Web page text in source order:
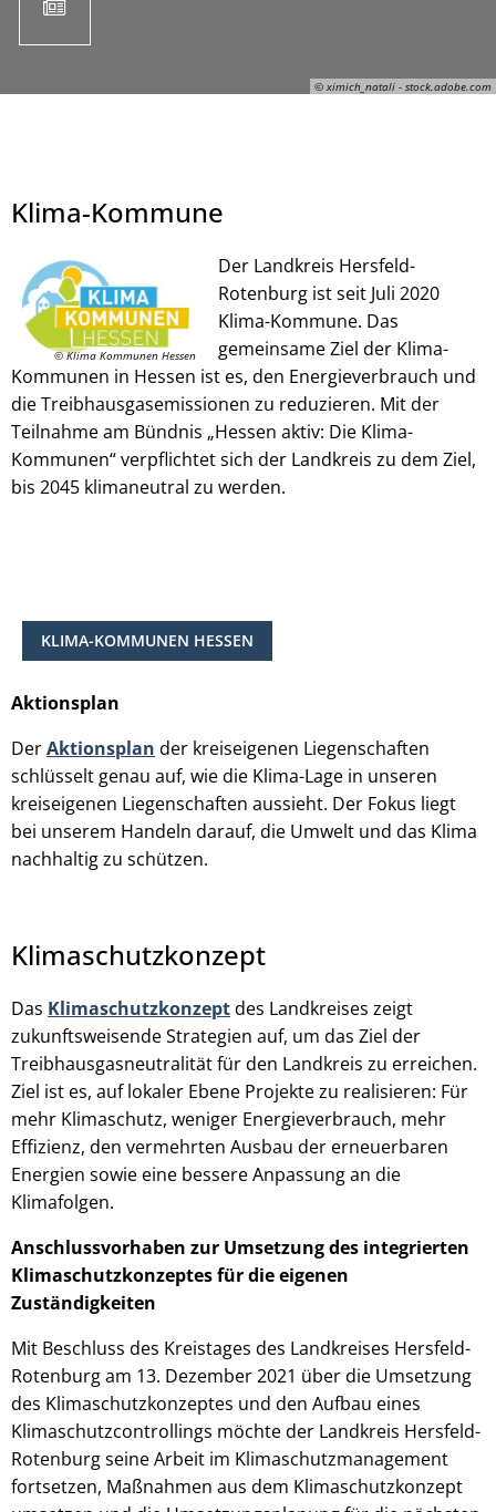
© ximich_natali - stock.adobe.com
Klima-Kommune
© Klima Kommunen Hessen
Der Landkreis Hersfeld-
Rotenburg ist seit Juli 2020
Klima-Kommune. Das
gemeinsame Ziel der Klima-
Kommunen in Hessen ist es, den Energieverbrauch und
die Treibhausgasemissionen zu reduzieren. Mit der
Teilnahme am Bündnis „Hessen aktiv: Die Klima-
Kommunen“ verpflichtet sich der Landkreis zu dem Ziel,
bis 2045 klimaneutral zu werden.
KLIMA-KOMMUNEN HESSEN
Aktionsplan
DerAktionsplan der kreiseigenen Liegenschaften
schlüsselt genau auf, wie die Klima-Lage in unseren
kreiseigenen Liegenschaften aussieht. Der Fokus liegt
bei unserem Handeln darauf, die Umwelt und das Klima
nachhaltig zu schützen.
Klimaschutzkonzept
Das Klimaschutzkonzeptdes Landkreises zeigt
zukunftsweisende Strategien auf, um das Ziel der
Treibhausgasneutralität für den Landkreis zu erreichen.
Ziel ist es, auf lokaler Ebene Projekte zu realisieren: Für
mehr Klimaschutz, weniger Energieverbrauch, mehr
Effizienz, den vermehrten Ausbau der erneuerbaren
Energien sowie eine bessere Anpassung an die
Klimafolgen.
Anschlussvorhaben zur Umsetzung des integrierten
Klimaschutzkonzeptes für die eigenen
Zuständigkeiten
Mit Beschluss des Kreistages des Landkreises Hersfeld-
Rotenburg am 13. Dezember 2021 über die Umsetzung
des Klimaschutzkonzeptes und den Aufbau eines
Klimaschutzcontrollings möchte der Landkreis Hersfeld-
Rotenburg seine Arbeit im Klimaschutzmanagement
fortsetzen, Maßnahmen aus dem Klimaschutzkonzept